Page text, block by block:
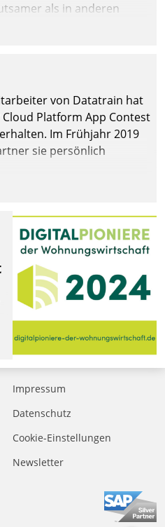
als in anderen
von Datatrain hat
Cloud Platform App Contest
Im Frühjahr 2019
sie persönlich
Impressum
Datenschutz
Cookie-Einstellungen
Newsletter